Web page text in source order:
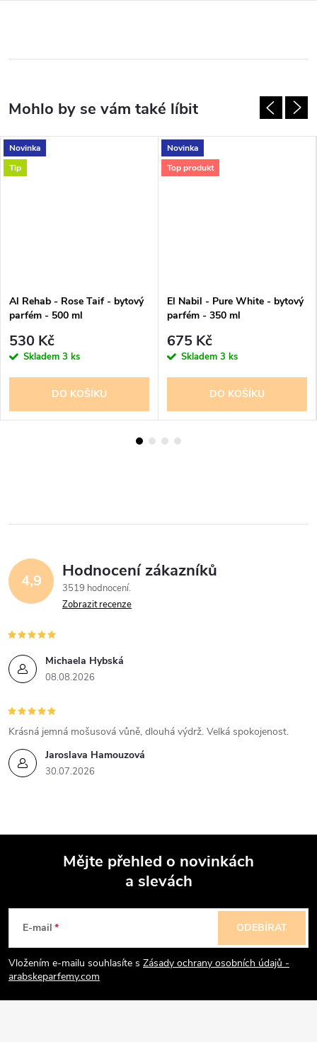
Novinka
Tip
Al Rehab - Rose Taif - bytový
parfém - 500 ml
530 Kč
Skladem 3 ks
DO KOŠÍKU
Novinka
Top produkt
El Nabil - Pure White - bytový
parfém - 350 ml
675 Kč
Skladem 3 ks
DO KOŠÍKU
4,9 Hodnocení zákazníků
3519 hodnocení
Zobrazit recenze
Michaela Hybská
08.08.2026
Jaroslava Hamouzová
30.07.2026
Krásná jemná mošusová vůně, dlouhá výdrž. Velká spokojenost.
p
a
Mějte přehled o novinkách
a slevách
E-mail
Vložením e-mailu souhlasíte s Zásady ochrany osobních údajů -
arabskeparfemy.com
ODEBÍRAT